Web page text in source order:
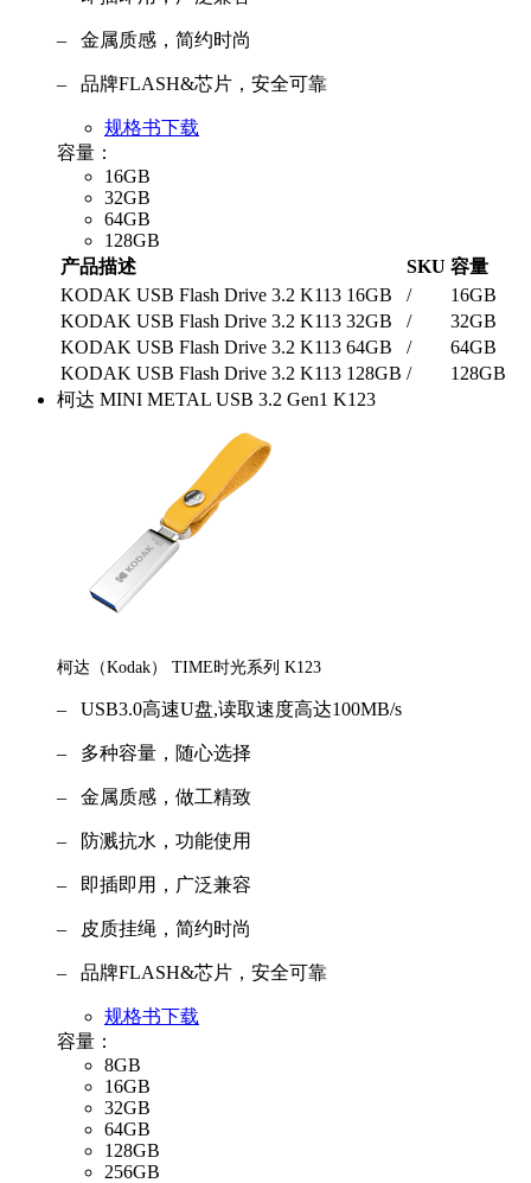
– 金属质感，简约时尚
– 品牌FLASH&芯片，安全可靠
规格书下载
容量：
16GB
32GB
64GB
128GB
产品描述
SKU 容量
KODAK USB Flash Drive 3.2 K113 16GB
/
16GB
KODAK USB Flash Drive 3.2 K113 32GB
/
32GB
KODAK USB Flash Drive 3.2 K113 64GB
/
64GB
KODAK USB Flash Drive 3.2 K113 128GB /
128GB
柯达 MINI METAL USB 3.2 Gen1 K123
柯达（Kodak） TIME时光系列 K123
– USB3.0高速U盘,读取速度高达100MB/s
– 多种容量，随心选择
– 金属质感，做工精致
– 防溅抗水，功能使用
– 即插即用，广泛兼容
– 皮质挂绳，简约时尚
– 品牌FLASH&芯片，安全可靠
规格书下载
容量：
8GB
16GB
32GB
64GB
128GB
256GB